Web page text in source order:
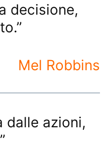
decisione,
Mel Robbins
dalle azioni,